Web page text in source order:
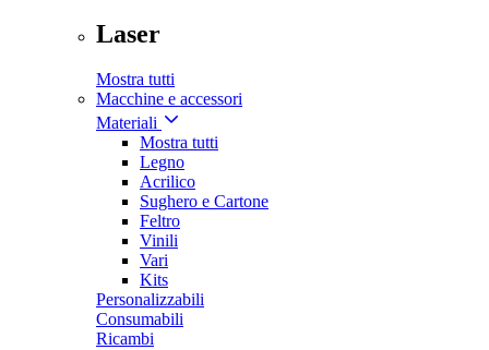
Laser
Mostra tutti
Macchine e accessori
Materiali
Mostra tutti
Legno
Acrilico
Sughero e Cartone
Feltro
Vinili
Vari
Kits
Personalizzabili
Consumabili
Ricambi